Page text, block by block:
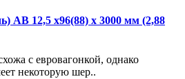
АВ 12,5 х96(88) х 3000 мм (2,88
с евровагонкой, однако
некоторую шер..